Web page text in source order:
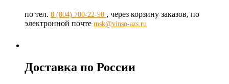
по тел. 8 (804) 700-22-90 , через корзину заказов, по
электронной почте msk@vinso-azs.ru
Доставка по России